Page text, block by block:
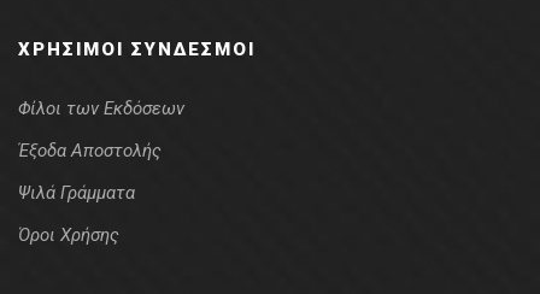
ΧΡΉΣΙΜΟΙ ΣΎΝΔΕΣΜΟΙ
Φίλοι των Εκδόσεων
Έξοδα Αποστολής
Ψιλά Γράμματα
Όροι Χρήσης